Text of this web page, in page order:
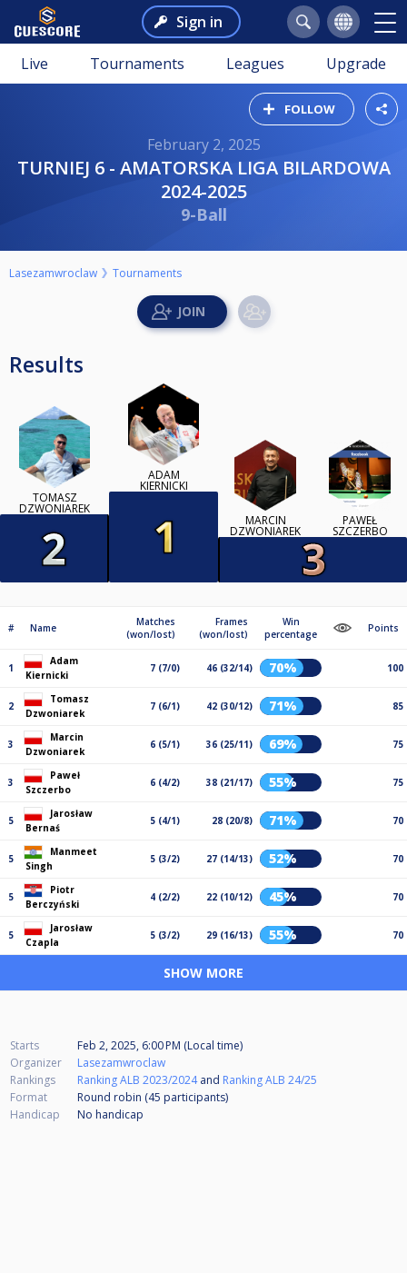
Sign in
Live Tournaments Leagues Upgrade
FOLLOW
February 2, 2025
TURNIEJ 6 - AMATORSKA LIGA BILARDOWA
2024-2025
9-Ball
Lasezamwroclaw Tournaments
Results
TOMASZ
DZWONIAREK
ADAM
KIERNICKI
MARCIN
DZWONIAREK
PAWEŁ
SZCZERBO
# Name
Matches
(won/lost)
Frames
(won/lost)
Win
percentage
Points
1
Adam
Kiernicki
7 (7/0) 46 (32/14) 70% 100
2
Tomasz
Dzwoniarek
7 (6/1) 42 (30/12) 71% 85
3
Marcin
Dzwoniarek
6 (5/1) 36 (25/11) 69% 75
3
Paweł
Szczerbo
6 (4/2) 38 (21/17) 55% 75
5
Jarosław
Bernaś
5 (4/1) 28 (20/8) 71% 70
5
Manmeet
Singh
5 (3/2) 27 (14/13) 52% 70
5
Piotr
Berczyński
4 (2/2) 22 (10/12) 45% 70
5
Jarosław
Czapla
5 (3/2) 29 (16/13) 55% 70
SHOW MORE
Starts
Feb 2, 2025, 6:00 PM (Local time)
Organizer
Lasezamwroclaw
Rankings
Ranking ALB 2023/2024and Ranking ALB 24/25
Format
Round robin (45 participants)
Handicap
No handicap